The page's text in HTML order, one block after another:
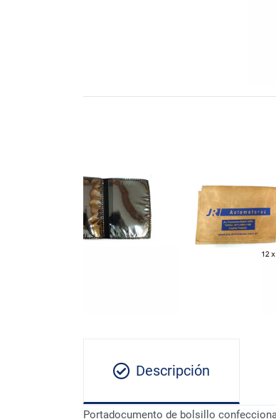
Descripción
Portadocumento de bolsillo